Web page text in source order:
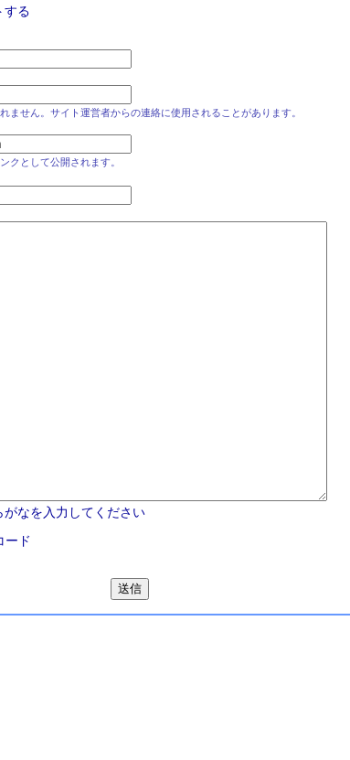
する
ません。サイト運営者からの連絡に使用されることがあります。
クとして公開されます。
なを入力してください